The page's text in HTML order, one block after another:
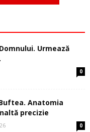
Urmează
0
Anatomia
precizie
0